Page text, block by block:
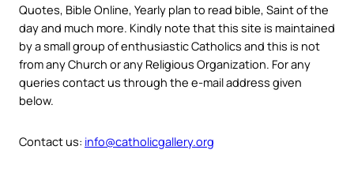
Quotes, Bible Online, Yearly plan to read bible, Saint of the
day and much more. Kindly note that this site is maintained
by a small group of enthusiastic Catholics and this is not
from any Church or any Religious Organization. For any
queries contact us through the e-mail address given
below.
Contact us: info@catholicgallery.org